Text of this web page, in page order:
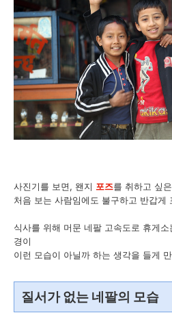
사진기를 보면, 왠지 포즈를 취하고 싶
처음 보는 사람임에도 불구하고 반갑게
식사를 위해 머문 네팔 고속도로 휴게
경이
이런 모습이 아닐까 하는 생각을 들게
질서가 없는 네팔의 모습